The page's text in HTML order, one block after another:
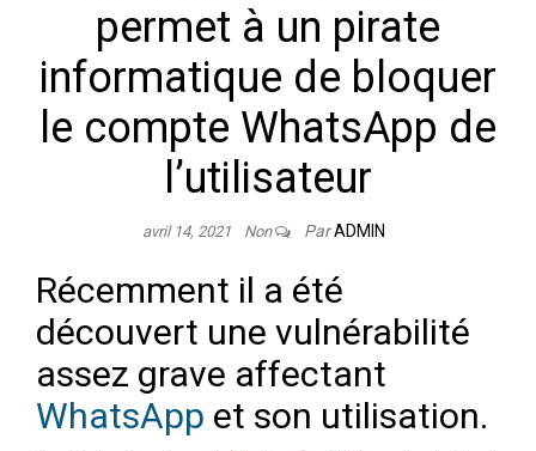
permet à un pirate
informatique de bloquer
le compte WhatsApp de
l’utilisateur
avril 14, 2021 Non ParADMIN
Récemment il a été
découvert une vulnérabilité
assez grave affectant
WhatsApp et son utilisation.